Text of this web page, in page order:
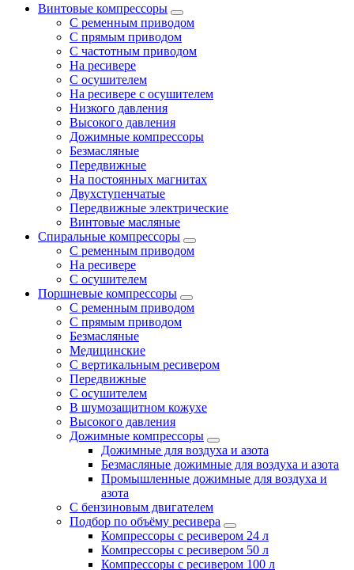
Винтовые компрессоры
С ременным приводом
С прямым приводом
С частотным приводом
На ресивере
С осушителем
На ресивере с осушителем
Низкого давления
Высокого давления
Дожимные компрессоры
Безмасляные
Передвижные
На постоянных магнитах
Двухступенчатые
Передвижные электрические
Винтовые масляные
Спиральные компрессоры
С ременным приводом
На ресивере
С осушителем
Поршневые компрессоры
С ременным приводом
С прямым приводом
Безмасляные
Медицинские
С вертикальным ресивером
Передвижные
С осушителем
В шумозащитном кожухе
Высокого давления
Дожимные компрессоры
Дожимные для воздуха и азота
Безмасляные дожимные для воздуха и азота
Промышленные дожимные для воздуха и
азота
С бензиновым двигателем
Подбор по объёму ресивера
Компрессоры с ресивером 24 л
Компрессоры с ресивером 50 л
Компрессоры с ресивером 100 л